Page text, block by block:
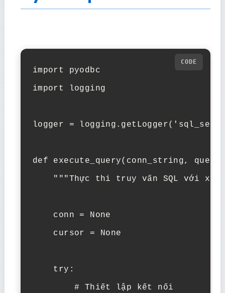
import pyodbc
import logging
logger =
def execute_query(conn_string, query,
"""Thực thi truy vấn SQL với xử
    conn = None
    cursor = None
    try:
        # Thiết lập kết nối